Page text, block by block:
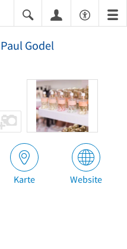
Godel
Karte Website